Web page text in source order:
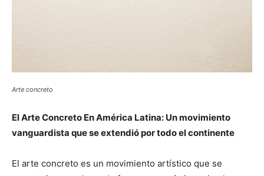
Arte concreto
El Arte Concreto En América Latina: Un movimiento
vanguardista que se extendió por todo el continente
El arte concreto es un movimiento artístico que se